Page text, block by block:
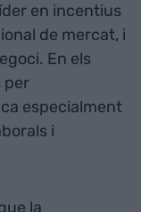
en incentius
de mercat, i
En els
per
especialment
i
la